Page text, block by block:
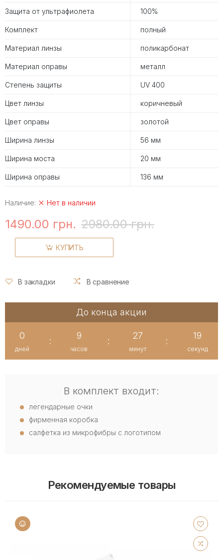
Защита от ультрафиолета 100%
Комплект полный
Материал линзы поликарбонат
Материал оправы металл
Степень защиты UV 400
Цвет линзы коричневый
Цвет оправы золотой
Ширина линзы 56 мм
Ширина моста 20 мм
Ширина оправы 136 мм
Наличие: Нет в наличии
1490.00 грн. 2980.00 грн.
КУПИТЬ
В закладки В сравнение
До конца акции
0
дней
:
9
часов
:
27
минут
:
19
секунд
В комплект входит:
легендарные очки
фирменная коробка
салфетка из микрофибры с логотипом
Рекомендуемые товары